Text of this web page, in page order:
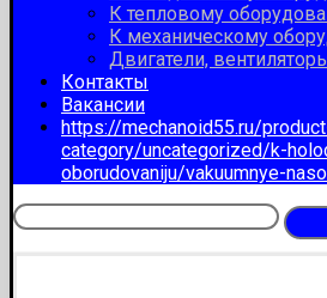
К тепловому
К механическому
Двигатели,
Контакты
Вакансии
https://mechanoid55.ru/
category/uncategorized/k-
oborudovaniju/vakuumnye-